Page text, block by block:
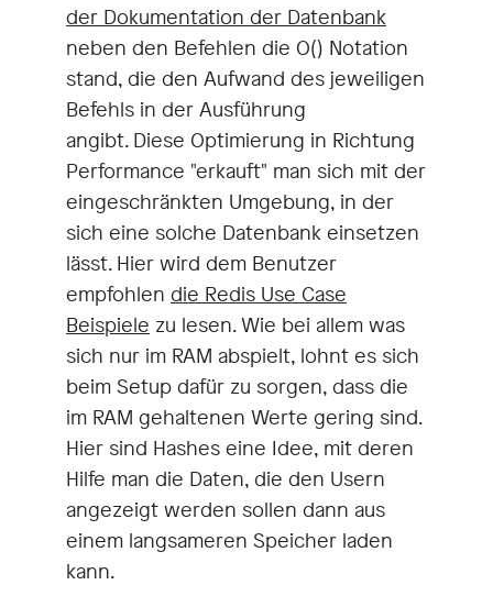
der Dokumentation der Datenbank
neben den Befehlen die O() Notation
stand, die den Aufwand des jeweiligen
Befehls in der Ausführung
angibt. Diese Optimierung in Richtung
Performance "erkauft" man sich mit der
eingeschränkten Umgebung, in der
sich eine solche Datenbank einsetzen
lässt. Hier wird dem Benutzer
empfohlen die Redis Use Case
Beispiele zu lesen. Wie bei allem was
sich nur im RAM abspielt, lohnt es sich
beim Setup dafür zu sorgen, dass die
im RAM gehaltenen Werte gering sind.
Hier sind Hashes eine Idee, mit deren
Hilfe man die Daten, die den Usern
angezeigt werden sollen dann aus
einem langsameren Speicher laden
kann.